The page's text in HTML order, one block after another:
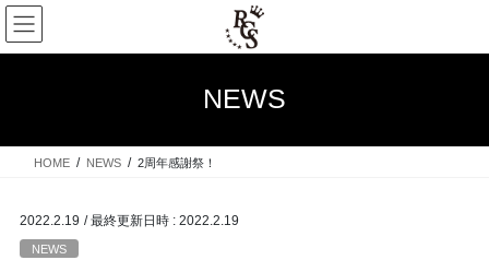
コ
ン
テ
ス
ナ
ビ
ゲ
ン
NEWS
HOME NEWS 2周年感謝祭！
2022.2.19 / 最終更新日時 : 2022.2.19
NEWS